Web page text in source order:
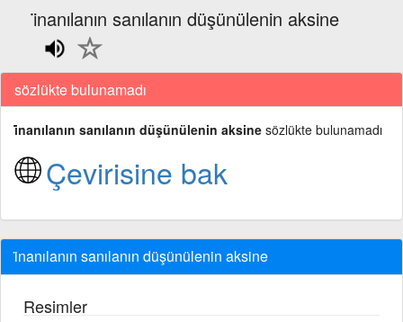
i̇nanılanın sanılanın düşünülenin aksine
sözlükte bulunamadı
i̇nanılanın sanılanın düşünülenin aksine sözlükte bulunamadı
Çevirisine bak
i̇nanılanın sanılanın düşünülenin aksine
Resimler